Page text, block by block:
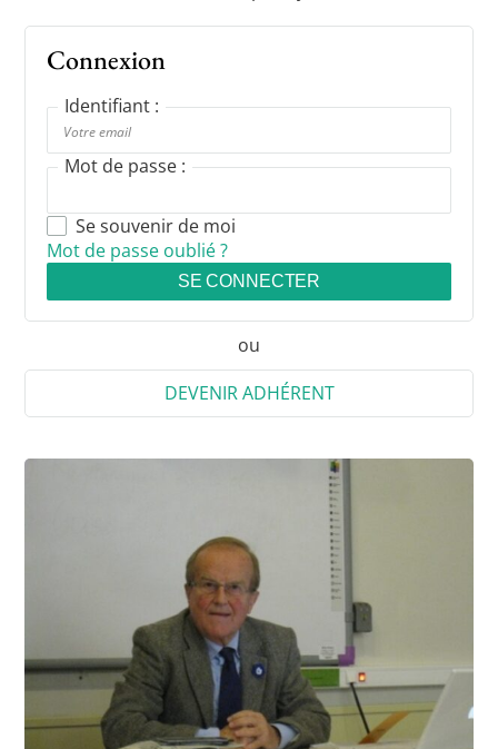
Les rendez-vous de l’APHG
Critique d’ouvrages publiés
Culture
Connexion
Identifiant :
Mot de passe :
Se souvenir de moi
Mot de passe oublié ?
SE CONNECTER
ou
DEVENIR ADHÉRENT